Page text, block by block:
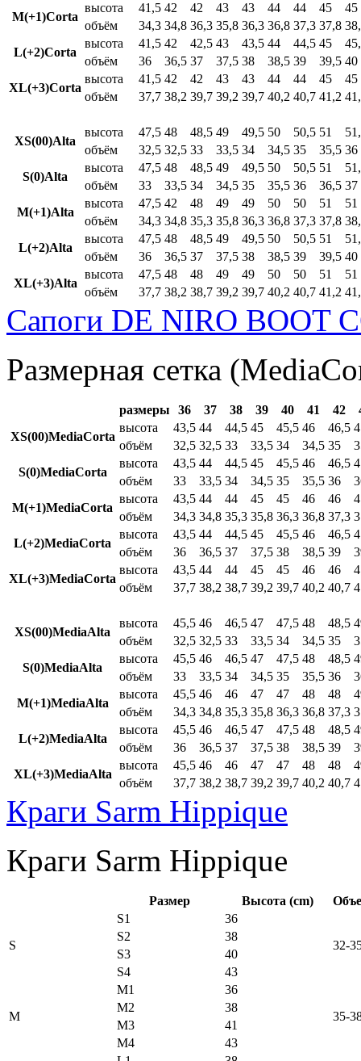
M(+1)Corta
высота 41,5 42 42 43 43 44 44 45
45
объём
34,3 34,8 36,3 35,8 36,3 36,8 37,3 37,8
L(+2)Corta
высота 41,5 42 42,5 43 43,5 44 44,5 45
объём
36 36,5 37 37,5 38 38,5 39 39,5 40
XL(+3)Corta
высота 41,5 42 42 43 43 44 44 45
45
объём
37,7 38,2 39,7 39,2 39,7 40,2 40,7 41,2
XS(00)Alta
высота 47,5 48 48,5 49 49,5 50 50,5 51
объём
32,5 32,5 33 33,5 34 34,5 35 35,5 36
S(0)Alta
высота 47,5 48 48,5 49 49,5 50 50,5 51
объём
33 33,5 34 34,5 35 35,5 36 36,5 37
M(+1)Alta
высота 47,5 42 48 49 49 50 50 51
51
объём
34,3 34,8 35,3 35,8 36,3 36,8 37,3 37,8
L(+2)Alta
высота 47,5 48 48,5 49 49,5 50 50,5 51
объём
36 36,5 37 37,5 38 38,5 39 39,5 40
XL(+3)Alta
высота 47,5 48 48 49 49 50 50 51
51
объём
37,7 38,2 38,7 39,2 39,7 40,2 40,7 41,2
Сапоги DE NIRO BOOT
Размерная сетка
размеры 36 37 38 39 40 41 42
XS(00)MediaCorta
высота 43,5 44 44,5 45 45,5 46 46,5
объём
32,5 32,5 33 33,5 34 34,5 35
S(0)MediaCorta
высота 43,5 44 44,5 45 45,5 46 46,5
объём
33 33,5 34 34,5 35 35,5 36
M(+1)MediaCorta
высота 43,5 44 44 45 45 46 46
объём
34,3 34,8 35,3 35,8 36,3 36,8 37,3
L(+2)MediaCorta
высота 43,5 44 44,5 45 45,5 46 46,5
объём
36 36,5 37 37,5 38 38,5 39
XL(+3)MediaCorta
высота 43,5 44 44 45 45 46 46
объём
37,7 38,2 38,7 39,2 39,7 40,2 40,7
XS(00)MediaAlta
высота 45,5 46 46,5 47 47,5 48 48,5
объём
32,5 32,5 33 33,5 34 34,5 35
S(0)MediaAlta
высота 45,5 46 46,5 47 47,5 48 48,5
объём
33 33,5 34 34,5 35 35,5 36
M(+1)MediaAlta
высота 45,5 46 46 47 47 48 48
объём
34,3 34,8 35,3 35,8 36,3 36,8 37,3
L(+2)MediaAlta
высота 45,5 46 46,5 47 47,5 48 48,5
объём
36 36,5 37 37,5 38 38,5 39
XL(+3)MediaAlta
высота 45,5 46 46 47 47 48 48
объём
37,7 38,2 38,7 39,2 39,7 40,2 40,7
Краги Sarm Hippique
Краги Sarm Hippique
Размер Высота (cm)
S
S1
36
32-
S2
38
S3
40
S4
43
M
M1
36
35-
M2
38
M3
41
M4
43